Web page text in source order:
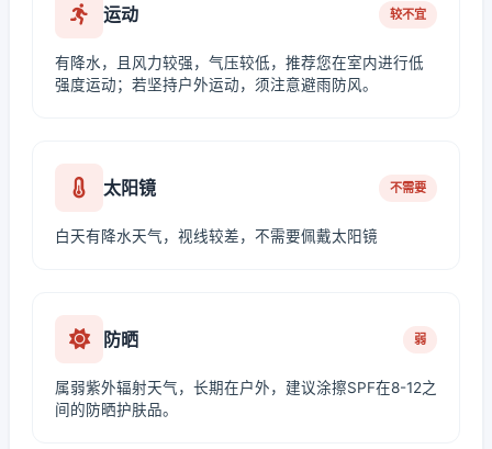
运动 较不宜
有降水，且风力较强，气压较低，推荐您在室内进行低
强度运动；若坚持户外运动，须注意避雨防风。
太阳镜 不需要
白天有降水天气，视线较差，不需要佩戴太阳镜
防晒 弱
属弱紫外辐射天气，长期在户外，建议涂擦SPF在8-12之
间的防晒护肤品。